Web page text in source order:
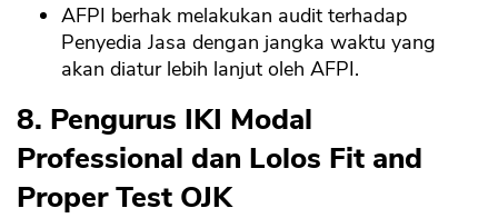
AFPI berhak melakukan audit terhadap
Penyedia Jasa dengan jangka waktu yang
akan diatur lebih lanjut oleh AFPI.
8. Pengurus IKI Modal
Professional dan Lolos Fit and
Proper Test OJK